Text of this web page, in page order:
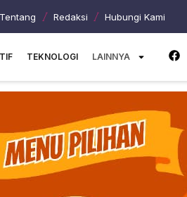
Tentang Redaksi Hubungi Kami
TEKNOLOGI LAINNYA